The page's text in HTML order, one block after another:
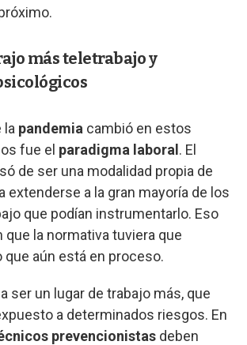
más teletrabajo y
la pandemia cambió en estos
fue el paradigma laboral. El
de ser una modalidad propia de
extenderse a la gran mayoría de los
que podían instrumentarlo. Eso
que la normativa tuviera que
que aún está en proceso.
ser un lugar de trabajo más, que
a determinados riesgos. En
prevencionistas deben